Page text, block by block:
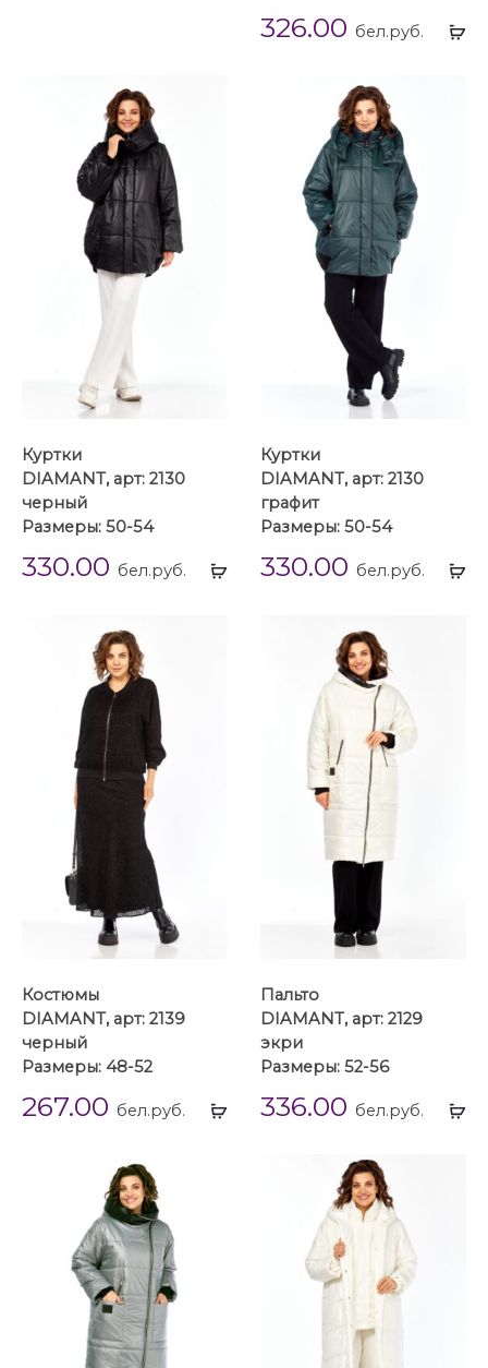
326.00 бел.руб.
Выбрать
Куртки
DIAMANT, арт: 2130
черный
Размеры: 50-54
330.00 бел.руб.
Куртки
DIAMANT, арт: 2130
графит
Размеры: 50-54
330.00 бел.руб.
Выбрать
Костюмы
DIAMANT, арт: 2139
черный
Размеры: 48-52
267.00 бел.руб.
Пальто
DIAMANT, арт: 2129
экри
Размеры: 52-56
336.00 бел.руб.